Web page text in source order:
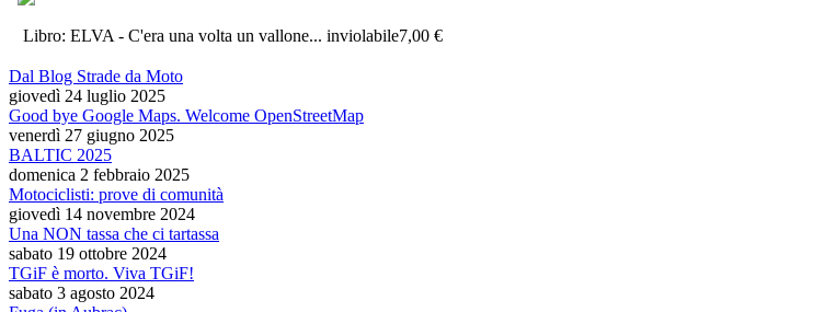
Libro: ELVA - C'era una volta un vallone... inviolabile7,00 €
Dal Blog Strade da Moto
giovedì 24 luglio 2025
Good bye Google Maps. Welcome OpenStreetMap
venerdì 27 giugno 2025
BALTIC 2025
domenica 2 febbraio 2025
Motociclisti: prove di comunità
giovedì 14 novembre 2024
Una NON tassa che ci tartassa
sabato 19 ottobre 2024
TGiF è morto. Viva TGiF!
sabato 3 agosto 2024